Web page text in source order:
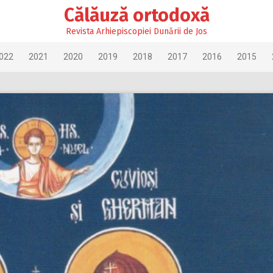
Călăuză ortodoxă
Revista Arhiepiscopiei Dunării de Jos
2021 2020 2019 2018 2017 2016 2015